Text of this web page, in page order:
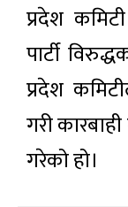
प्रदेश
पार्टी
प्रदेश
गरी
गरेको हो।